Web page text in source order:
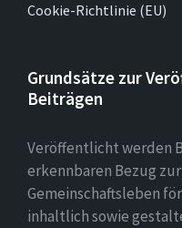
Cookie-Richtlinie (EU)
Grundsätze zur
Beiträgen
Veröffentlicht werden
erkennbaren Bezug
Gemeinschaftsleben
inhaltlich sowie